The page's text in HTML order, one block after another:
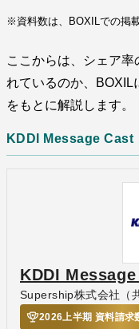
※資料数は、BOXILでの掲
ここからは、シェア
れているのか、
をもとに解説します。
KDDI Message Cast
KDDI
Supership株式会社（
2026上半期 資料請求